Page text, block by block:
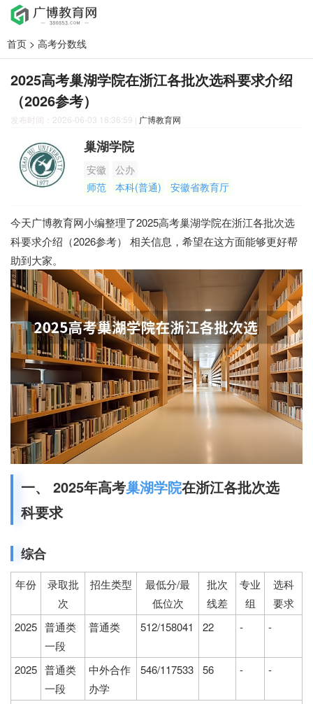
首页 > 高考分数线
2025高考巢湖学院在浙江各批次选科要求介绍
（2026参考）
发布时间：2026-06-03 18:36:59 | 广博教育网
巢湖学院
安徽
公办
师范
本科(普通) 安徽省教育厅
今天广博教育网小编整理了2025高考巢湖学院在浙江各批次选
科要求介绍（2026参考） 相关信息，希望在这方面能够更好帮
助到大家。
一、 2025年高考巢湖学院在浙江各批次选
科要求
综合
年份
录取批
次
招生类型
最低分/最
低位次
批次
线差
专业
组
选科
要求
2025 普通类
一段
普通类 512/158041 22 - -
2025 普通类
一段
中外合作
办学
546/117533 56 - -